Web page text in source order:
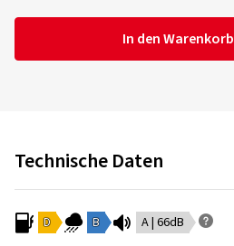
In den Warenkorb
Technische Daten
D B A | 66dB